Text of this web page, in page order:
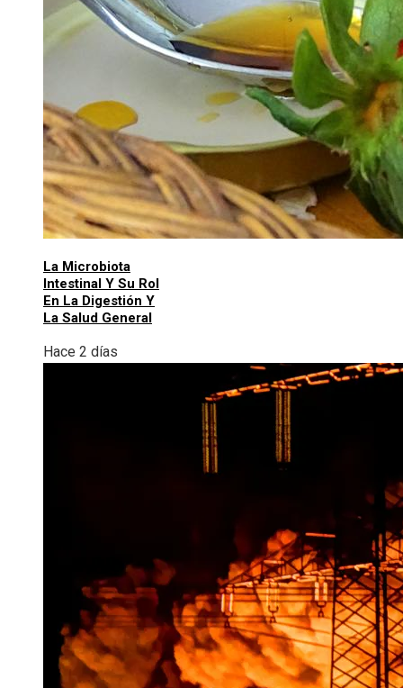
La Microbiota
Intestinal Y Su Rol
En La Digestión Y
La Salud General
Hace 2 días